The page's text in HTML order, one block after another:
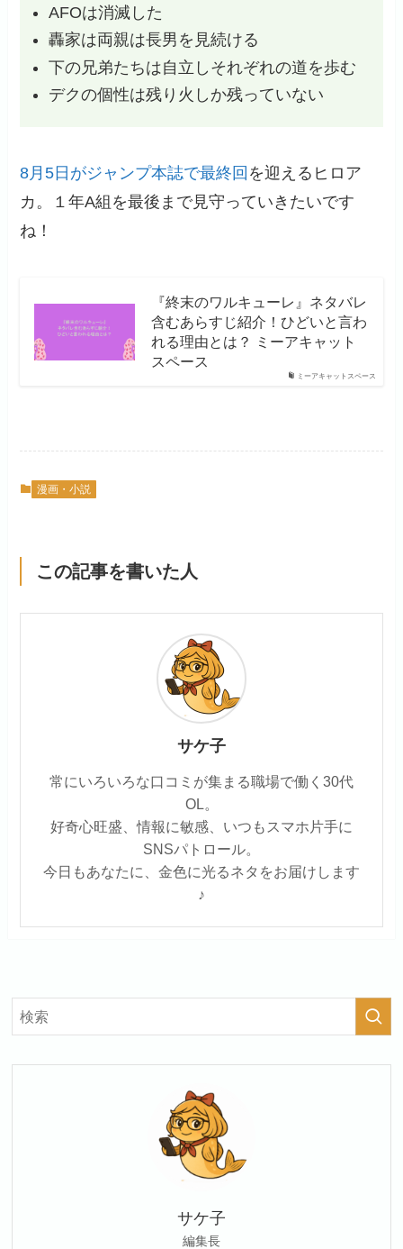
AFOは消滅した
轟家は両親は長男を見続ける
下の兄弟たちは自立しそれぞれの道を歩む
デクの個性は残り火しか残っていない
8月5日がジャンプ本誌で最終回 を迎えるヒロア
カ。１年A組を最後まで見守っていきたいです
ね！
ミーアキャットスペース
『終末のワルキューレ』ネタバレ
含むあらすじ紹介！ひどいと言わ
れる理由とは？ ミーアキャット
スペース
漫画・小説
この記事を書いた人
サケ子
常にいろいろな口コミが集まる職場で働く30代
OL。
好奇心旺盛、情報に敏感、いつもスマホ片手に
SNSパトロール。
今日もあなたに、金色に光るネタをお届けします
♪
サケ子
編集長